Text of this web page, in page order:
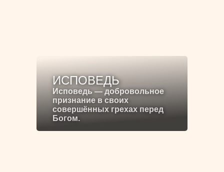
ИСПОВЕДЬ
Исповедь — добровольное
признание в своих
совершённых грехах перед
Богом.